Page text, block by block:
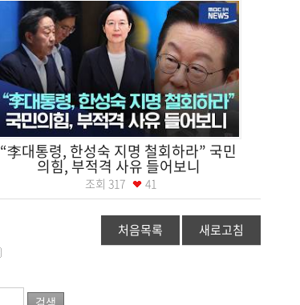
“李대통령, 한성숙 지명 철회하라” 국민
의힘, 부적격 사유 들어보니
조회 317 41
처음목록 새로고침